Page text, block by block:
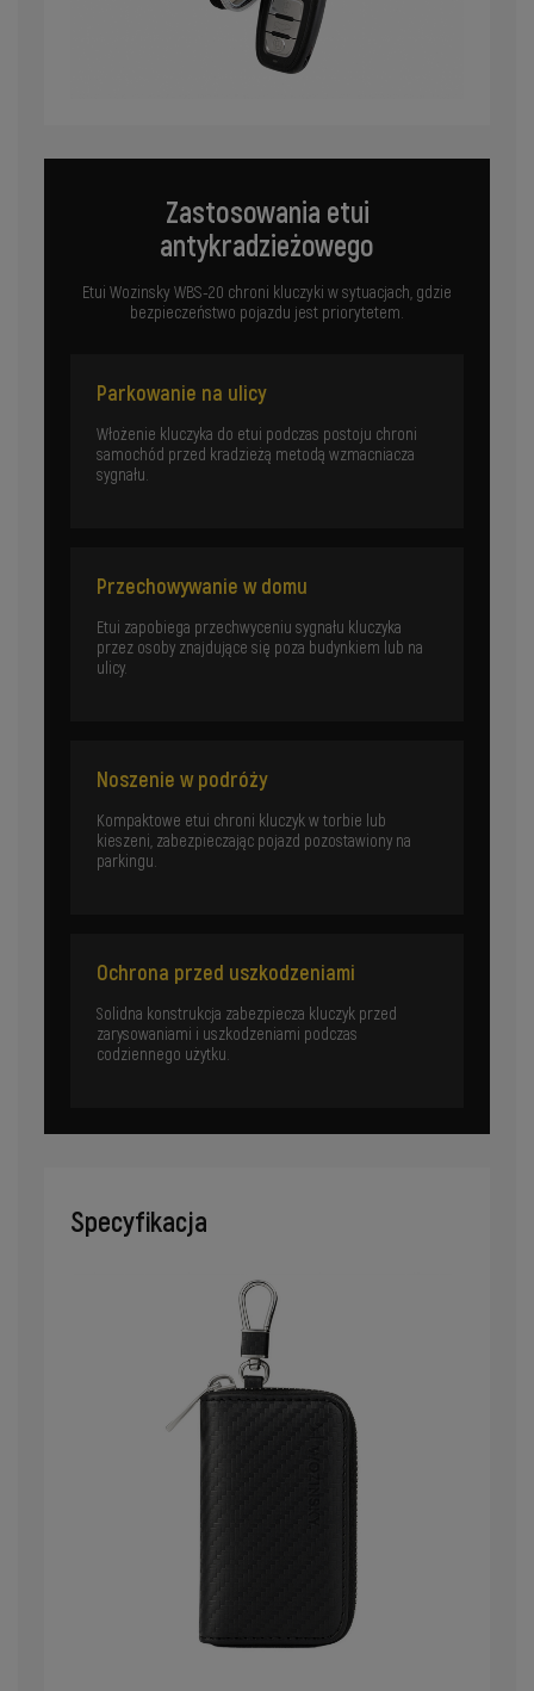
Zastosowania etui
antykradzieżowego
Etui Wozinsky WBS-20 chroni kluczyki w sytuacjach, gdzie
bezpieczeństwo pojazdu jest priorytetem.
Parkowanie na ulicy
Włożenie kluczyka do etui podczas postoju chroni
samochód przed kradzieżą metodą wzmacniacza
sygnału.
Przechowywanie w domu
Etui zapobiega przechwyceniu sygnału kluczyka
przez osoby znajdujące się poza budynkiem lub na
ulicy.
Noszenie w podróży
Kompaktowe etui chroni kluczyk w torbie lub
kieszeni, zabezpieczając pojazd pozostawiony na
parkingu.
Ochrona przed uszkodzeniami
Solidna konstrukcja zabezpiecza kluczyk przed
zarysowaniami i uszkodzeniami podczas
codziennego użytku.
Specyfikacja